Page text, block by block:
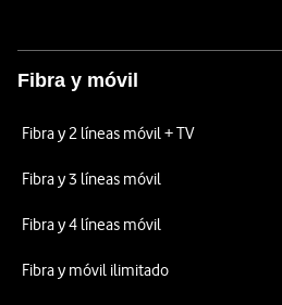
Fibra y móvil
Fibra y 2 líneas móvil + TV
Fibra y 3 líneas móvil
Fibra y 4 líneas móvil
Fibra y móvil ilimitado